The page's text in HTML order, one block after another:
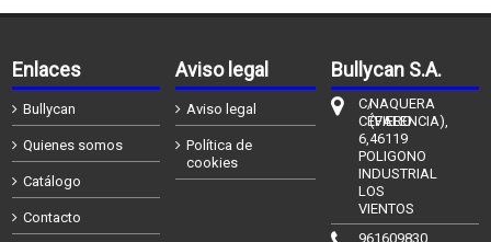
Enlaces
Bullycan
Quienes somos
Catálogo
Contacto
Aviso legal
Aviso legal
Política de
cookies
Bullycan S.A.
C/
CÉFIERO
6,
POLIGONO
INDUSTRIAL
LOS
VIENTOS
NAQUERA
(VALENCIA),
46119
961609830